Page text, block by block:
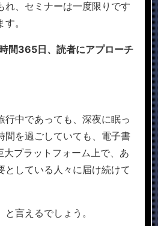
れ、セミナーは一度限りです
。
間365日、読者にアプローチ
行中であっても、深夜に眠っ
間を過ごしていても、電子書
プラットフォーム上で、あ
としている人々に届け続けて
言えるでしょう。